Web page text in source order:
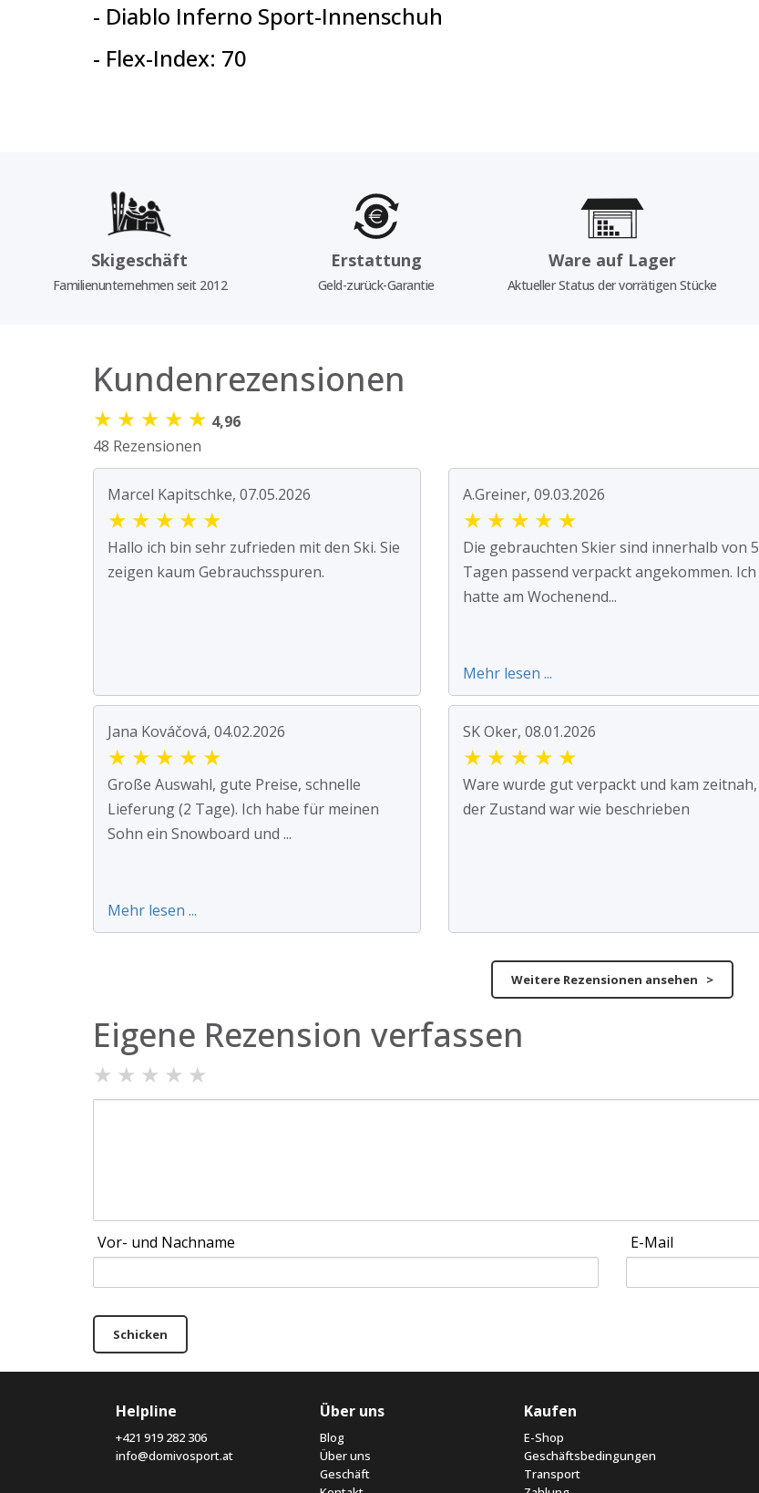
- Diablo Inferno Sport-Innenschuh
- Flex-Index: 70
Skigeschäft
Familienunternehmen seit 2012
Erstattung
Geld-zurück-Garantie
Ware auf Lager
Aktueller Status der vorrätigen Stücke
Kundenrezensionen
★ ★ ★ ★ ★ 4,96
48 Rezensionen
Marcel Kapitschke, 07.05.2026
★ ★ ★ ★ ★
Hallo ich bin sehr zufrieden mit den Ski. Sie
zeigen kaum Gebrauchsspuren.
A.Greiner, 09.03.2026
★ ★ ★ ★ ★
Die gebrauchten Skier sind innerhalb von 5
Tagen passend verpackt angekommen. Ich
hatte am Wochenend...
Mehr lesen ...
Jana Kováčová, 04.02.2026
★ ★ ★ ★ ★
Große Auswahl, gute Preise, schnelle
Lieferung (2 Tage). Ich habe für meinen
Sohn ein Snowboard und ...
Mehr lesen ...
SK Oker, 08.01.2026
★ ★ ★ ★ ★
Ware wurde gut verpackt und kam zeitnah,
der Zustand war wie beschrieben
Weitere Rezensionen ansehen >
Eigene Rezension verfassen
★ ★ ★ ★ ★
Vor- und Nachname E-Mail
Schicken
Helpline
+421 919 282 306
info@domivosport.at
Über uns
Blog
Über uns
Geschäft
Kaufen
E-Shop
Geschäftsbedingungen
Transport